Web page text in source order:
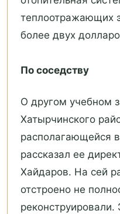
теплоотражающих
более двух
По соседству
О другом учебном
Хатырчинского
располагающейся
рассказал ее
Хайдаров. На сей
отстроено не